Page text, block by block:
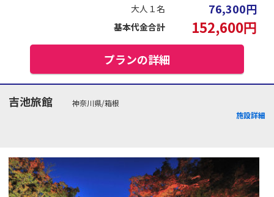
大人１名 76,300円
基本代金合計 152,600円
プランの詳細
吉池旅館
神奈川県/箱根
施設詳細